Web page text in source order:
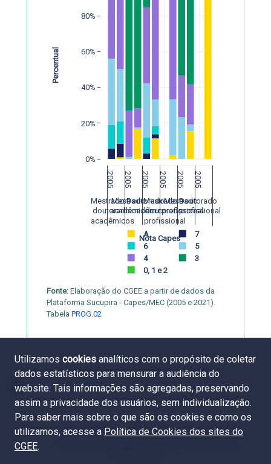
2005 2005 2005 2005 2005 2005
Mestrado e
doutorado
acadêmicos
Mestrado
acadêmico
Doutorado
acadêmico
Mestrado e
doutorado
profissional
Mestrado
profissional
Doutorado
profissional
0%
20%
40%
60%
80%
A
7
6
5
4
3
0, 1 e 2
Nota Capes
Percentual
Fonte: Elaboração do CGEE a partir de dados da
Plataforma Sucupira - Capes/MEC (2005 e 2021).
Tabela PROG.02
1.2. Programas de pós-graduação por grande área do
Utilizamos cookies analíticos com o propósito de coletar
dados estatísticos para mensurar a audiência do
website. Tais informações são agregadas, preservando
assim a privacidade dos usuários, sem individualização.
Para saber mais sobre o que são os cookies e como os
utilizamos, acesse a Política de Cookies dos sites do
CGEE.